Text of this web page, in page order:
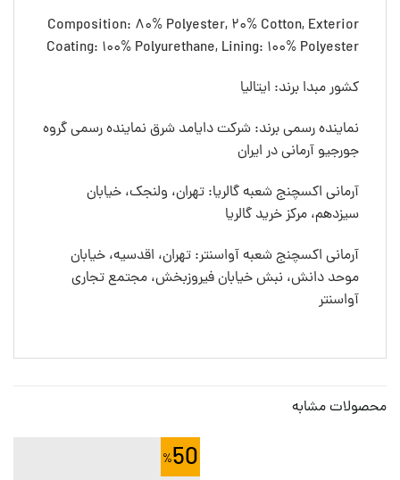
Composition: 80% Polyester, 20% Cotton, Exterior
Coating: 100% Polyurethane, Lining: 100% Polyester
کشور مبدا برند: ایتالیا
نماینده رسمی برند: شرکت دایامد شرق نماینده رسمی گروه
جورجیو آرمانی در ایران
آرمانی اکسچنج شعبه گالریا: تهران، ولنجک، خیابان
سیزدهم، مرکز خرید گالریا
آرمانی اکسچنج شعبه آواسنتر: تهران، اقدسیه، خیابان
موحد دانش، نبش خیابان فیروزبخش، مجتمع تجاری
آواسنتر
محصولات مشابه
50